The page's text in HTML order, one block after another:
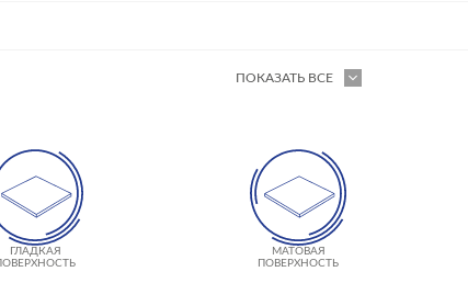
ПОКАЗАТЬ ВСЕ
ГЛАДКАЯ
МАТОВАЯ
ПОВЕРХНОСТЬ